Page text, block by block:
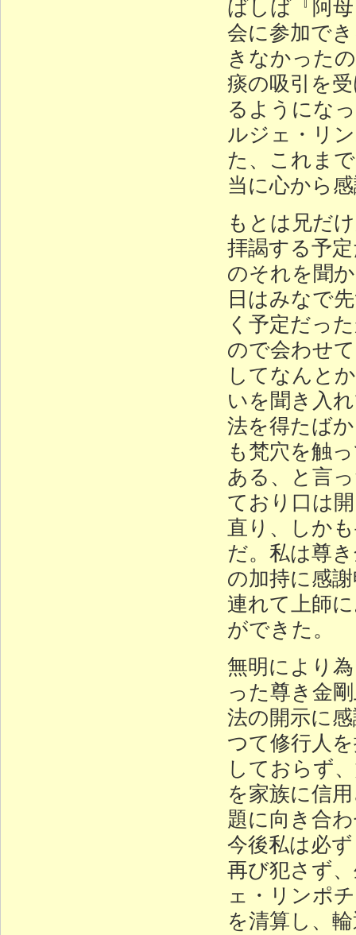
ばしば『阿
会に参加で
きなかった
痰の吸引を
るようにな
ルジェ・リ
た、これま
当に心から
もとは兄だ
拝謁する予
のそれを聞
日はみなで
く予定だっ
ので会わせ
してなんと
いを聞き入
法を得たば
も梵穴を触
ある、と言
ており口は
直り、しか
だ。私は尊
の加持に感
連れて上師
ができた。
無明により
った尊き金
法の開示に
つて修行人
しておらず
を家族に信
題に向き合
今後私は必
再び犯さず
ェ・リンポ
を清算し、